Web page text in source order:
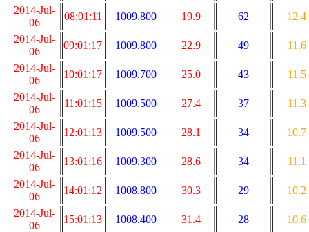
2014-Jul-
06
08:01:11 1009.800 19.9 62
12.4
2014-Jul-
06
09:01:17 1009.800 22.9 49
11.6
2014-Jul-
06
10:01:17 1009.700 25.0 43
11.5
2014-Jul-
06
11:01:15 1009.500 27.4 37
11.3
2014-Jul-
06
12:01:13 1009.500 28.1 34
10.7
2014-Jul-
06
13:01:16 1009.300 28.6 34
11.1
2014-Jul-
06
14:01:12 1008.800 30.3 29
10.2
2014-Jul-
06
15:01:13 1008.400 31.4 28
10.6